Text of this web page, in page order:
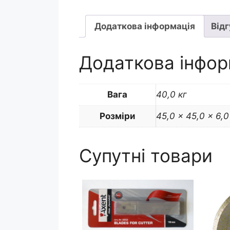
Додаткова інформація
Додаткова
Вага 40,0 кг
Розміри 45,0 × 45,0 ×
Супутні товари